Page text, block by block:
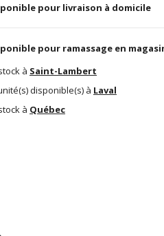
pour livraison à domicile
pour ramassage en
à Saint-Lambert
disponible(s) à Laval
à Québec